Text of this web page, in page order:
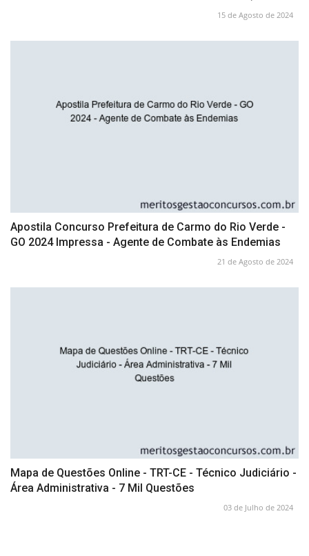
15 de Agosto de 2024
Apostila Concurso Prefeitura de Carmo do Rio Verde -
GO 2024 Impressa - Agente de Combate às Endemias
21 de Agosto de 2024
Mapa de Questões Online - TRT-CE - Técnico Judiciário -
Área Administrativa - 7 Mil Questões
03 de Julho de 2024